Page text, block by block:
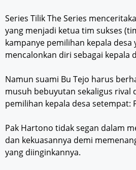
Series Tilik The Series
yang menjadi ketua tim sukses
kampanye pemilihan kepala desa
mencalonkan diri sebagai kepala
Namun suami Bu Tejo harus
musuh bebuyutan sekaligus rival
pemilihan kepala desa setempat:
Pak Hartono tidak segan dalam
dan kekuasannya demi
yang diinginkannya.